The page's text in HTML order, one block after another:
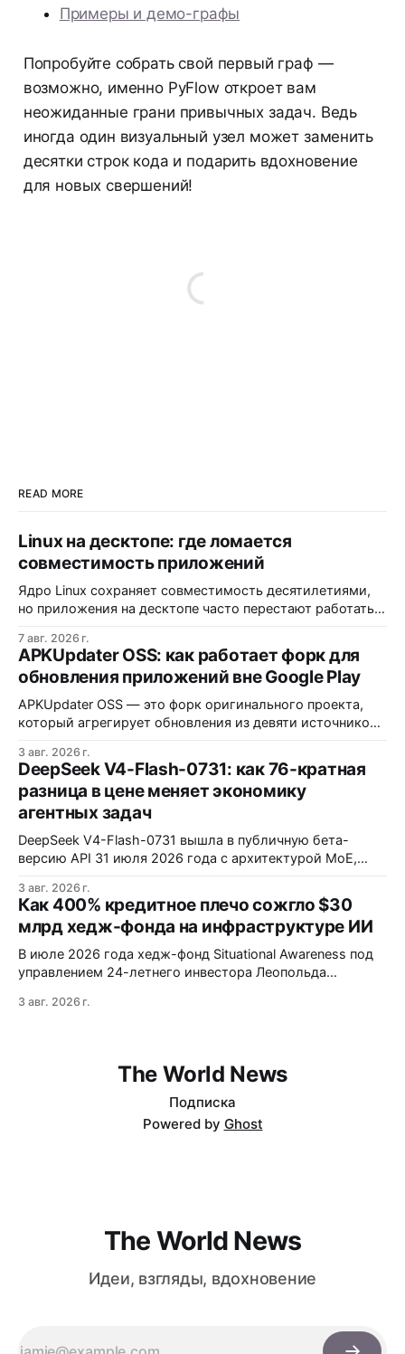
Примеры и демо-графы
Попробуйте собрать свой первый граф —
возможно, именно PyFlow откроет вам
неожиданные грани привычных задач. Ведь
иногда один визуальный узел может заменить
десятки строк кода и подарить вдохновение
для новых свершений!
READ MORE
Linux на десктопе: где ломается
совместимость приложений
Ядро Linux сохраняет совместимость десятилетиями,
но приложения на десктопе часто перестают работать
Разработчики обвиняют GNOME и дистрибутивы в
создании искусственных барьеров, а пользователи
платят за это нестабильностью.
7 авг. 2026 г.
APKUpdater OSS: как работает форк для
обновления приложений вне Google Play
APKUpdater OSS — это форк оригинального проекта,
который агрегирует обновления из девяти источников,
установку через Session Installer, Root или Shizuku, но
требует ручной проверки безопасности APK и зависит
от качества метаданных в источниках.
3 авг. 2026 г.
DeepSeek V4-Flash-0731: как 76-кратная
разница в цене меняет экономику
агентных задач
DeepSeek V4-Flash-0731 вышла в публичную бета-
версию API 31 июля 2026 года с архитектурой MoE,
1M токенов. При типичной агентной нагрузке модель
обходится в $0,0096 за запуск против $0,7324 у Claude
Opus 4.8, но уступает в задачах с vision и comp…
3 авг. 2026 г.
Как 400% кредитное плечо сожгло $30
млрд хедж-фонда на инфраструктуре ИИ
В июле 2026 года хедж-фонд Situational Awareness под
управлением 24-летнего инвестора Леопольда
потеряв $30 млрд за месяц. Причина — маржин-коллы
3 авг. 2026 г.
The World News
Подписка
Powered by Ghost
The World News
Идеи, взгляды, вдохновение